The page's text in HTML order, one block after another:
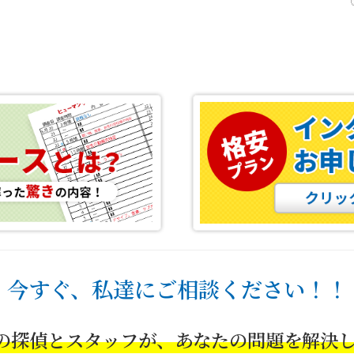
今すぐ、私達にご相談ください！！
探偵とスタッフが、あなたの問題を解決